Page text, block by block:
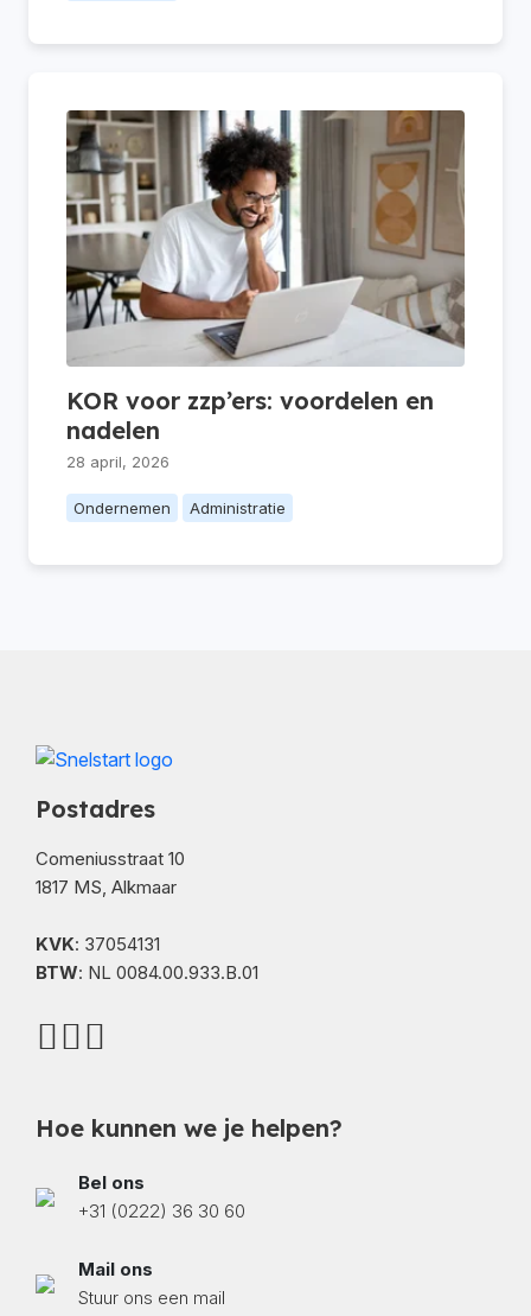
KOR voor zzp’ers: voordelen en
nadelen
28 april, 2026
Ondernemen Administratie
Postadres
Comeniusstraat 10
1817 MS, Alkmaar
KVK: 37054131
BTW: NL 0084.00.933.B.01
Hoe kunnen we je helpen?
Bel ons
+31 (0222) 36 30 60
Mail ons
Stuur ons een mail